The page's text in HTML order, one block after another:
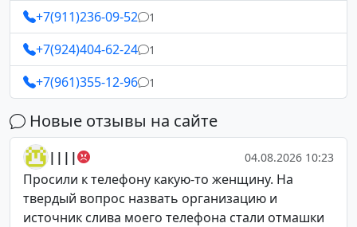
+7(911)236-09-52 1
+7(924)404-62-24 1
+7(961)355-12-96 1
Новые отзывы на сайте
|||| 04.08.2026 10:23
Просили к телефону какую-то женщину. На
твердый вопрос назвать организацию и
источник слива моего телефона стали отмашки